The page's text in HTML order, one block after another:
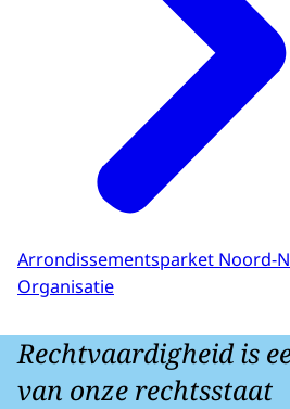
Arrondissementsparket Noord-
Organisatie
Rechtvaardigheid is
van onze rechtsstaat